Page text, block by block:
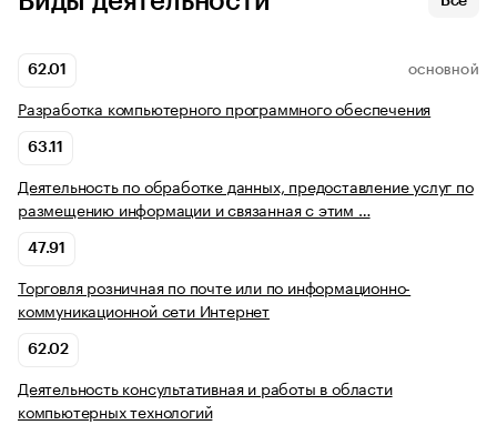
62.01 ОСНОВНОЙ
Разработка компьютерного программного обеспечения
63.11
Деятельность по обработке данных, предоставление услуг по
размещению информации и связанная с этим …
47.91
Торговля розничная по почте или по информационно-
коммуникационной сети Интернет
62.02
Деятельность консультативная и работы в области
компьютерных технологий